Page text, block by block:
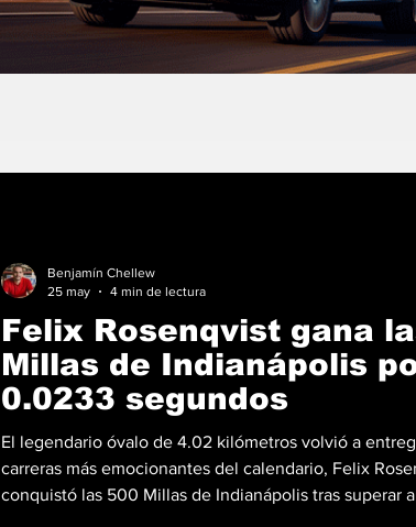
Felix Rosenqvist gana
Millas de Indianápolis
0.0233 segundos
El legendario óvalo de 4.02 kilómetros volvió a
carreras más emocionantes del calendario, Felix
conquistó las 500 Millas de Indianápolis tras superar
Benjamín Chellew
25 may
4 min de lectura